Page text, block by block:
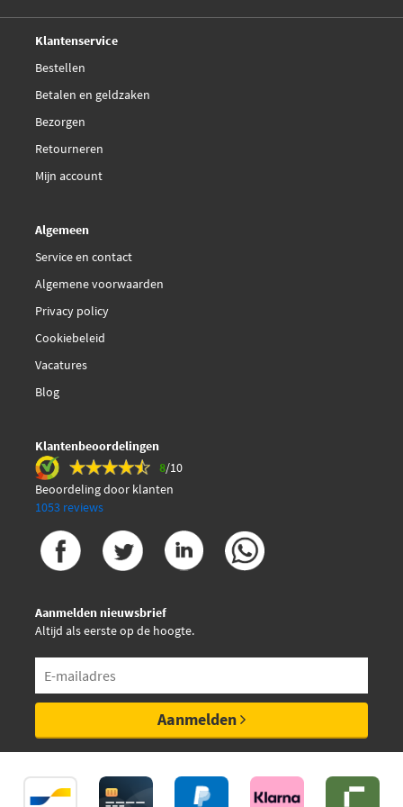
Mann-Filter CU 4795
Purflux AH775
SCT Germany SA 1143
05.59.001
Wix Filters 93227E
Zaffo Z041
Klantenservice
Bestellen
Betalen en geldzaken
Bezorgen
Retourneren
Mijn account
Algemeen
Service en contact
Algemene voorwaarden
Privacy policy
Cookiebeleid
Vacatures
Blog
Klantenbeoordelingen
8/10
Beoordeling door klanten
1053 reviews
Aanmelden nieuwsbrief
Altijd als eerste op de hoogte.
Aanmelden